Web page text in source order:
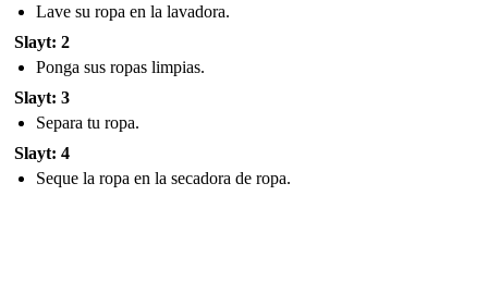
Lave su ropa en la lavadora.
Slayt: 2
Ponga sus ropas limpias.
Slayt: 3
Separa tu ropa.
Slayt: 4
Seque la ropa en la secadora de ropa.